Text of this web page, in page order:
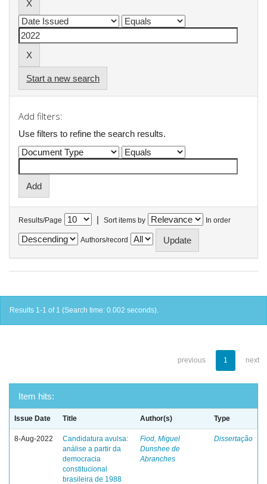
Start a new search
Add filters:
Use filters to refine the search results.
Results/Page | Sort items by In order
Authors/record
Results 1-1 of 1 (Search time: 0.002 seconds).
previous 1 next
Item hits:
Issue Date Title Author(s) Type
8-Aug-2022
Candidatura avulsa:
análise a partir da
democracia
constitucional
brasileira de 1988
Fiod, Miguel
Dunshee de
Abranches
Dissertação